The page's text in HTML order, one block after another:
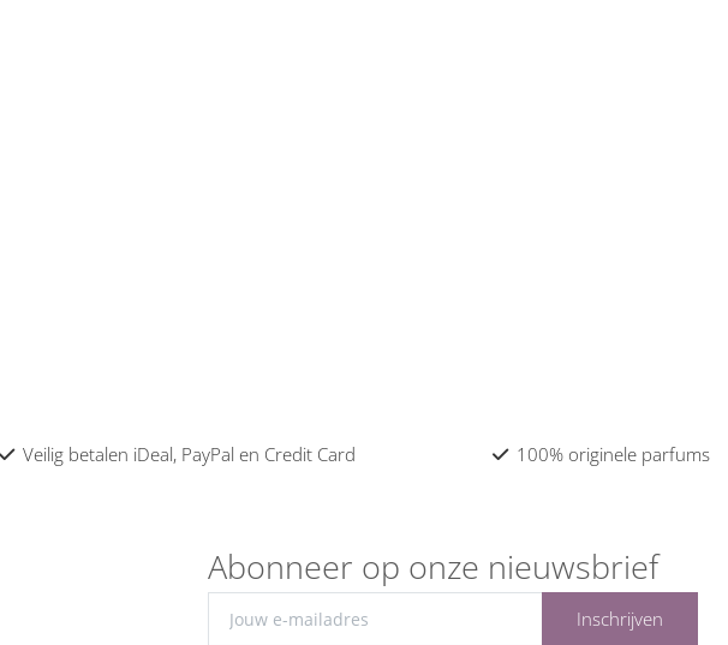
Veilig betalen iDeal, PayPal en Credit Card 100% originele parfums
Abonneer op onze nieuwsbrief
Inschrijven